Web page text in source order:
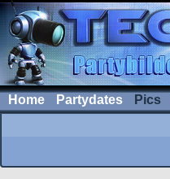
Home Partydates Pics